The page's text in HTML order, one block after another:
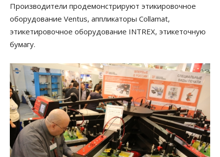
Производители продемонстрируют этикировочное
оборудование Ventus, аппликаторы Collamat,
этикетировочное оборудование INTREX, этикеточную
бумагу.